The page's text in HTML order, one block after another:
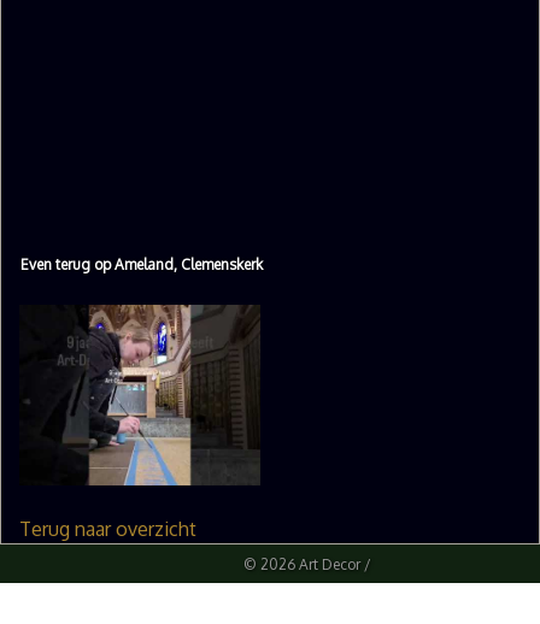
Even terug op Ameland, Clemenskerk
Terug naar overzicht
© 2026 Art Decor /